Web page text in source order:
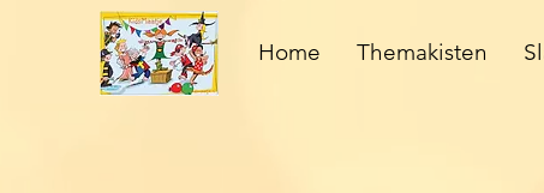
Home Themakisten